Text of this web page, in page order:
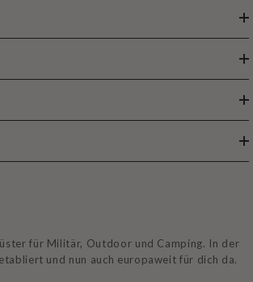
für Militär, Outdoor und Camping. In der
und nun auch europaweit für dich da.